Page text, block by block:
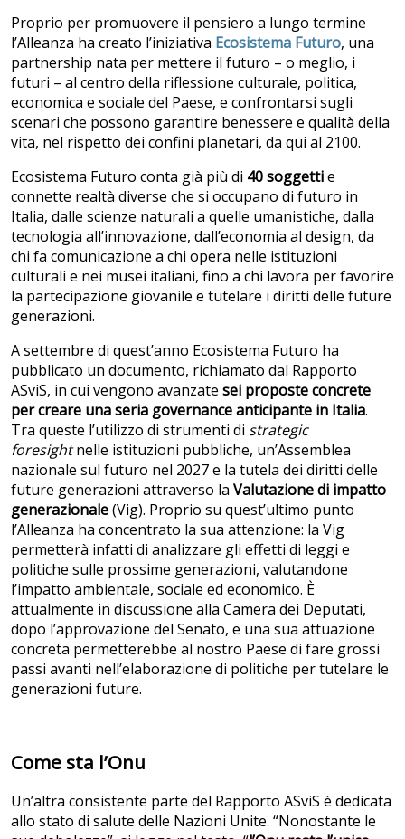
Proprio per promuovere il pensiero a lungo termine
l’Alleanza ha creato l’iniziativa Ecosistema Futuro, una
partnership nata per mettere il futuro – o meglio, i
futuri – al centro della riflessione culturale, politica,
economica e sociale del Paese, e confrontarsi sugli
scenari che possono garantire benessere e qualità della
vita, nel rispetto dei confini planetari, da qui al 2100.
Ecosistema Futuro conta già più di 40 soggettie
connette realtà diverse che si occupano di futuro in
Italia, dalle scienze naturali a quelle umanistiche, dalla
tecnologia all’innovazione, dall’economia al design, da
chi fa comunicazione a chi opera nelle istituzioni
culturali e nei musei italiani, fino a chi lavora per favorire
la partecipazione giovanile e tutelare i diritti delle future
generazioni.
A settembre di quest’anno Ecosistema Futuro ha
pubblicato un documento, richiamato dal Rapporto
ASviS, in cui vengono avanzate sei proposte concrete
per creare una seria governance anticipante in Italia.
Tra queste l’utilizzo di strumenti di strategic
foresightnelle istituzioni pubbliche, un’Assemblea
nazionale sul futuro nel 2027 e la tutela dei diritti delle
future generazioni attraverso la Valutazione di impatto
generazionale(Vig). Proprio su quest’ultimo punto
l’Alleanza ha concentrato la sua attenzione: la Vig
permetterà infatti di analizzare gli effetti di leggi e
politiche sulle prossime generazioni, valutandone
l’impatto ambientale, sociale ed economico. È
attualmente in discussione alla Camera dei Deputati,
dopo l’approvazione del Senato, e una sua attuazione
concreta permetterebbe al nostro Paese di fare grossi
passi avanti nell’elaborazione di politiche per tutelare le
generazioni future.
Come sta l’Onu
Un’altra consistente parte del Rapporto ASviS è dedicata
allo stato di salute delle Nazioni Unite. “Nonostante le